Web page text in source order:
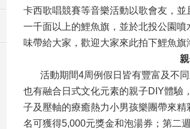
卡西歌唱競賽等音樂活動以歌會友，
一千面以上的鯉魚旗，並於北投公園
味帶給大家，歡迎大家來此拍下鯉魚
活動期間4周例假日皆有豐富及不同
也有融合日式文化元素的親子DIY體驗
子及壓軸的療癒熱力小男孩樂團帶來
名可獲得5,000元獎金和泡湯券；第二